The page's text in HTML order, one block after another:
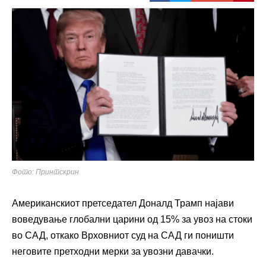
Фото: Принтскрин
Американскиот претседател Доналд Трамп најави
воведување глобални царини од 15% за увоз на стоки
во САД, откако Врховниот суд на САД ги поништи
неговите претходни мерки за увозни давачки.